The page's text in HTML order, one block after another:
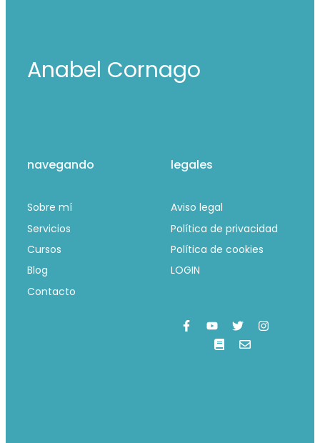
Anabel Cornago
navegando
Sobre mí
Servicios
Cursos
Blog
Contacto
legales
Aviso legal
Política de privacidad
Política de cookies
LOGIN